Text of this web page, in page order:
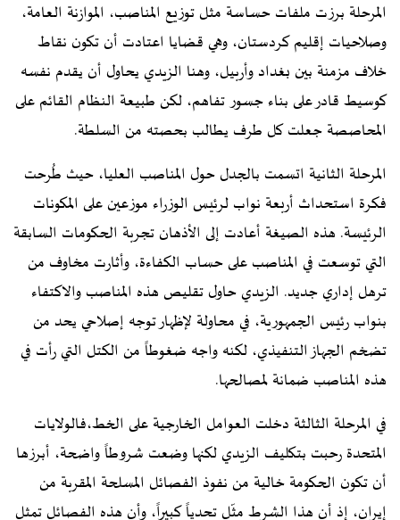
المرحلة برزت ملفات حساسة مثل توزيع المناصب، الموازنة العامة،
وصلاحيات إقليم كردستان، وهي قضايا اعتادت أن تكون نقاط
خلاف مزمنة بين بغداد وأربيل، وهنا الزيدي يحاول أن يقدم نفسه
كوسيط قادر على بناء جسور تفاهم، لكن طبيعة النظام القائم على
المحاصصة جعلت كل طرف يطالب بحصته من السلطة.
المرحلة الثانية اتسمت بالجدل حول المناصب العليا، حيث طُرحت
فكرة استحداث أربعة نواب لرئيس الوزراء موزعين على المكونات
الرئيسة. هذه الصيغة أعادت إلى الأذهان تجربة الحكومات السابقة
التي توسعت في المناصب على حساب الكفاءة، وأثارت مخاوف من
ترهل إداري جديد. الزيدي حاول تقليص هذه المناصب والاكتفاء
بنواب رئيس الجمهورية، في محاولة لإظهار توجه إصلاحي يحد من
تضخم الجهاز التنفيذي، لكنه واجه ضغوطاً من الكتل التي رأت في
هذه المناصب ضمانة لمصالحها.
في المرحلة الثالثة دخلت العوامل الخارجية على الخط،فالولايات
المتحدة رحبت بتكليف الزيدي لكنها وضعت شروطاً واضحة، أبرزها
أن تكون الحكومة خالية من نفوذ الفصائل المسلحة المقربة من
إيران، إذ أن هذا الشرط مثّل تحدياً كبيراً، وأن هذه الفصائل تمثل